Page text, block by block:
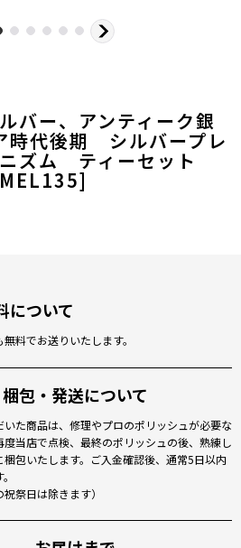
バー、アンティーク銀
時代後期 シルバープレ
ズム ティーセット
MEL135]
について
料でお送りいたします。
梱包・発送について
いた商品は、修理やプロのポリッシュが必要な
度当店で点検、最終のポリッシュの後、熟練し
梱包いたします。ご入金確認後、通常5日以内
祝祭日は除きます）